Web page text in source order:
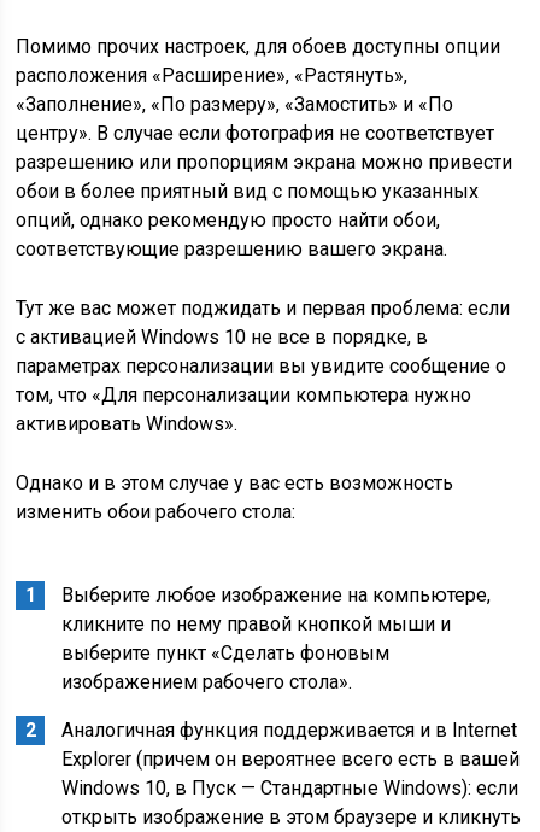
Помимо прочих настроек, для обоев доступны опции
расположения «Расширение», «Растянуть»,
«Заполнение», «По размеру», «Замостить» и «По
центру». В случае если фотография не соответствует
разрешению или пропорциям экрана можно привести
обои в более приятный вид с помощью указанных
опций, однако рекомендую просто найти обои,
соответствующие разрешению вашего экрана.
Тут же вас может поджидать и первая проблема: если
с активацией Windows 10 не все в порядке, в
параметрах персонализации вы увидите сообщение о
том, что «Для персонализации компьютера нужно
активировать Windows».
Однако и в этом случае у вас есть возможность
изменить обои рабочего стола:
Выберите любое изображение на компьютере,
кликните по нему правой кнопкой мыши и
выберите пункт «Сделать фоновым
изображением рабочего стола».
Аналогичная функция поддерживается и в Internet
Explorer (причем он вероятнее всего есть в вашей
Windows 10, в Пуск — Стандартные Windows): если
открыть изображение в этом браузере и кликнуть